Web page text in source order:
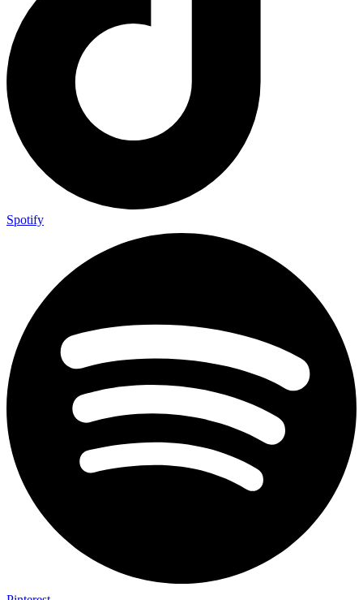
Spotify